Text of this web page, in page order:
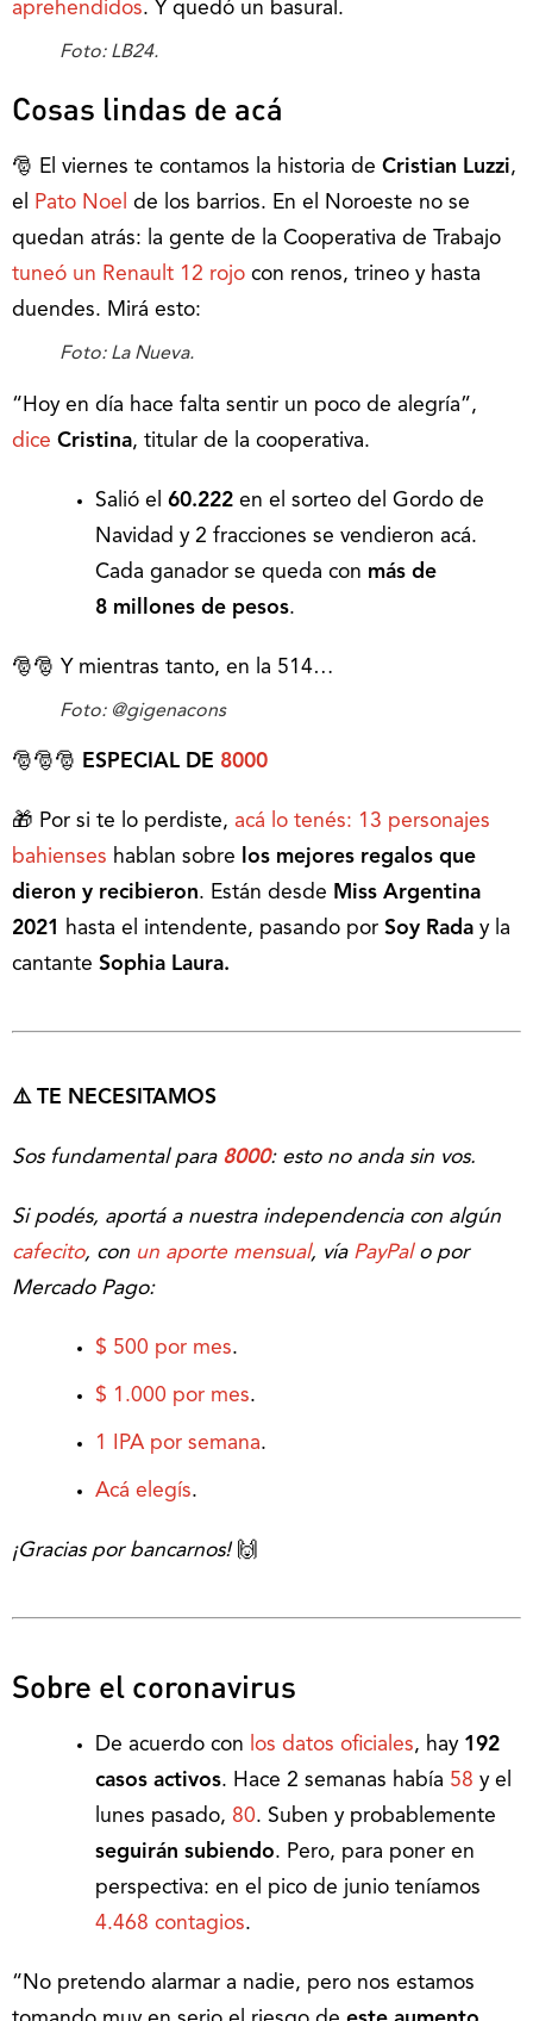
aprehendidos. Y quedó un basural.
Foto: LB24.
Cosas lindas de acá
🎅 El viernes te contamos la historia de Cristian Luzzi,
el
Pato Noel de los barrios. En el Noroeste no se
quedan atrás: la gente de la Cooperativa de Trabajo
tuneó un Renault 12 rojo con renos, trineo y hasta
duendes. Mirá esto:
Foto: La Nueva.
“Hoy en día hace falta sentir un poco de alegría”,
dice Cristina, titular de la cooperativa.
Salió el 60.222 en el sorteo del Gordo de
Navidad y 2 fracciones se vendieron acá.
Cada ganador se queda con más de
8 millones de pesos.
🎅🎅 Y mientras tanto, en la 514…
Foto: @gigenacons
🎅🎅🎅 ESPECIAL DE 8000
🎁 Por si te lo perdiste, acá lo tenés: 13 personajes
bahienses hablan sobre
los mejores regalos que
dieron y recibieron. Están desde Miss Argentina
2021
hasta el intendente, pasando por Soy Rada y la
cantante Sophia Laura.
⚠️ TE NECESITAMOS
Sos fundamental para 8000: esto no anda sin vos.
Si podés, aportá a nuestra independencia con algún
cafecito, con un aporte mensual, víaPayPalo por
Mercado Pago:
$ 500 por mes.
$ 1.000 por mes.
1 IPA por semana.
Acá elegís.
¡Gracias por bancarnos! 🙌
Sobre el coronavirus
De acuerdo con los datos oficiales, hay 192
casos activos. Hace 2 semanas había 58 y el
lunes pasado, 80. Suben y probablemente
seguirán subiendo. Pero, para poner en
perspectiva: en el pico de junio teníamos
4.468 contagios.
“No pretendo alarmar a nadie, pero nos estamos